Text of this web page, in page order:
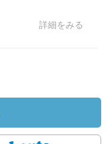
詳細をみる